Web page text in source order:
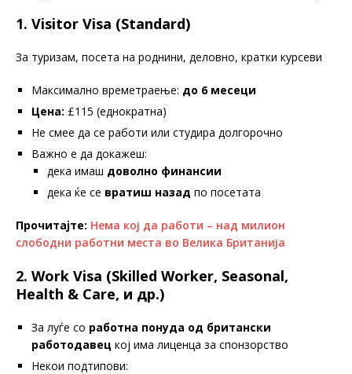
1. Visitor Visa (Standard)
За туризам, посета на роднини, деловно, кратки курсеви
Максимално времетраење: до 6 месеци
Цена: £115 (еднократна)
Не смее да се работи или студира долгорочно
Важно е да докажеш:
дека имаш доволно финансии
дека ќе се вратиш назад по посетата
Прочитајте: Нема кој да работи – над милион
слободни работни места во Велика Британија
2. Work Visa (Skilled Worker, Seasonal,
Health & Care, и др.)
За луѓе со работна понуда од британски
работодавец кој има лиценца за спонзорство
Некои подтипови: